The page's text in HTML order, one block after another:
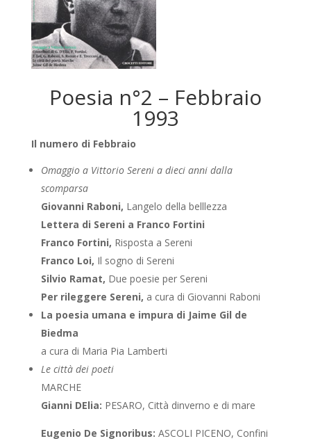
Poesia n°2 – Febbraio
1993
Il numero di Febbraio
Omaggio a Vittorio Sereni a dieci anni dalla
scomparsa
Giovanni Raboni, Langelo della belllezza
Lettera di Sereni a Franco Fortini
Franco Fortini, Risposta a Sereni
Franco Loi, Il sogno di Sereni
Silvio Ramat, Due poesie per Sereni
Per rileggere Sereni, a cura di Giovanni Raboni
La poesia umana e impura di Jaime Gil de
Biedma
a cura di Maria Pia Lamberti
Le città dei poeti
MARCHE
Gianni DElia: PESARO, Città dinverno e di mare
Eugenio De Signoribus: ASCOLI PICENO, Confini